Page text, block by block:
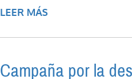
LEER MÁS
Campaña por la